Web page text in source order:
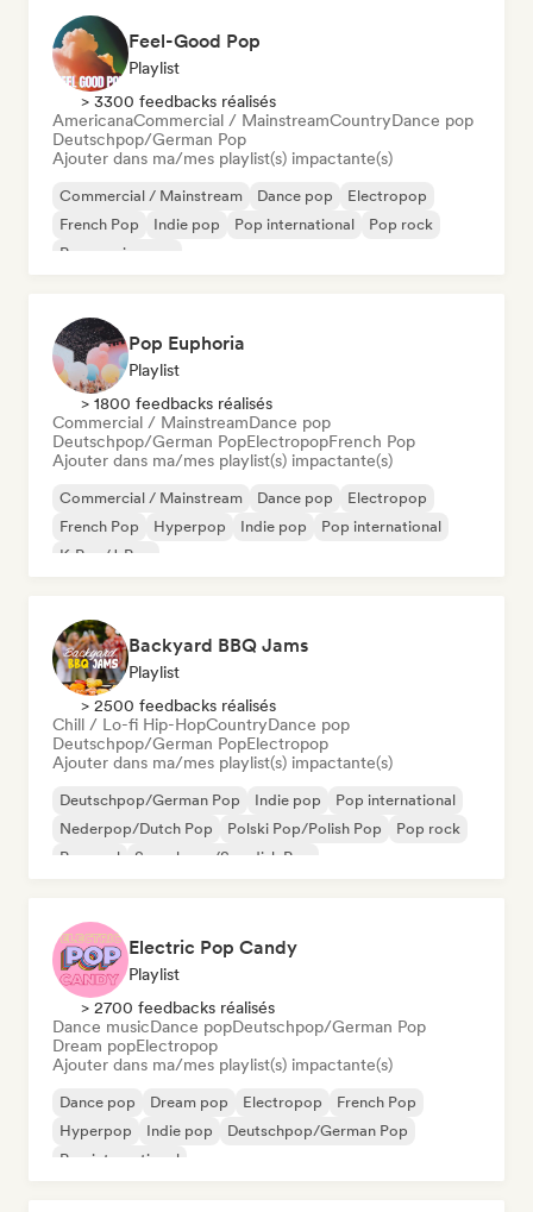
Feel-Good Pop
Playlist
> 3300 feedbacks réalisés
AmericanaCommercial / MainstreamCountryDance pop
Deutschpop/German Pop
Ajouter dans ma/mes playlist(s) impactante(s)
Commercial / Mainstream Dance pop
Electropop
French Pop
Indie pop Pop international
Pop rock
Progressive pop
Pop Euphoria
Playlist
> 1800 feedbacks réalisés
Commercial / MainstreamDance pop
Deutschpop/German PopElectropopFrench Pop
Ajouter dans ma/mes playlist(s) impactante(s)
Commercial / Mainstream Dance pop
Electropop
French Pop
Hyperpop Indie pop
Pop international
K-Pop/J-Pop
Backyard BBQ Jams
Playlist
> 2500 feedbacks réalisés
Chill / Lo-fi Hip-HopCountryDance pop
Deutschpop/German PopElectropop
Ajouter dans ma/mes playlist(s) impactante(s)
Deutschpop/German Pop Indie pop
Pop international
Nederpop/Dutch Pop
Polski Pop/Polish Pop
Pop rock
Pop soul
Svenskpop/Swedish Pop
Electric Pop Candy
Playlist
> 2700 feedbacks réalisés
Dance musicDance popDeutschpop/German Pop
Dream popElectropop
Ajouter dans ma/mes playlist(s) impactante(s)
Dance pop Dream pop Electropop
French Pop
Hyperpop
Indie pop
Deutschpop/German Pop
Pop international